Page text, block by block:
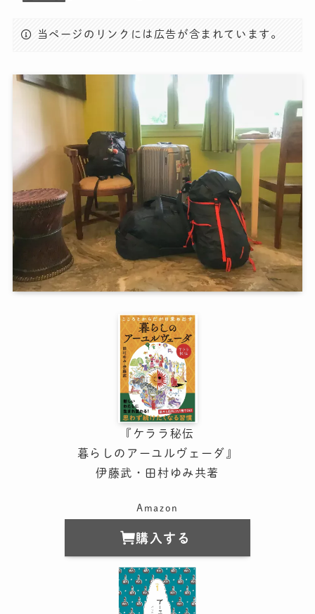
当ページのリンクには広告が含まれています。
『ケララ秘伝
暮らしのアーユルヴェーダ』
伊藤武・田村ゆみ共著
Amazon
購入する